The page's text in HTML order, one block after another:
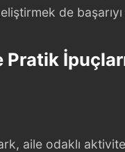
de başarıyı
aile odaklı